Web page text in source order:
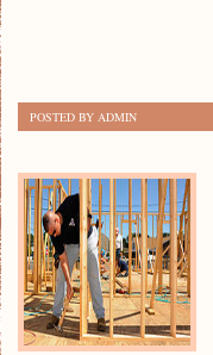
POSTED BY ADMIN